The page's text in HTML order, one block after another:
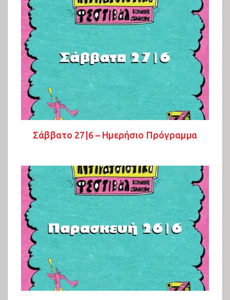
Σάββατο 27|6 – Ημερήσιο Πρόγραμμα